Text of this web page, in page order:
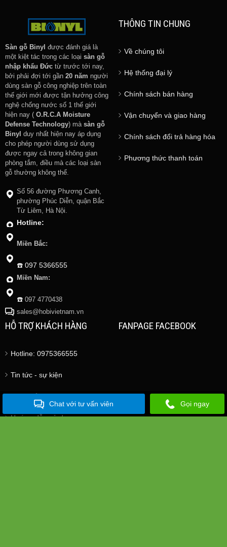
Sàn gỗ Binyl được đánh giá là
một kiệt tác trong các loại sàn gỗ
nhập khẩu Đứctừ trước tới nay,
bởi phải đợi tới gần 20 năm người
dùng sàn gỗ công nghiệp trên toàn
thế giới mới được tận hưởng công
nghệ chống nước số 1 thế giới
hiện nay ( O.R.C.A Moisture
Defense Technology) mà sàn gỗ
Binyl duy nhất hiện nay áp dụng
cho phép người dùng sử dụng
được ngay cả trong không gian
phòng tắm, điều mà các loại sàn
gỗ thường không thể.
Số 56 đường Phương Canh,
phường Phúc Diễn, quận Bắc
Từ Liêm, Hà Nội.
Hotline:
Miền Bắc:
☎️ 097 5366555
Miền Nam:
☎️ 097 4770438
sales@hobivietnam.vn
THÔNG TIN CHUNG
Về chúng tôi
Hệ thống đại lý
Chính sách bán hàng
Vận chuyển và giao hàng
Chính sách đổi trả hàng hóa
Phương thức thanh toán
HỖ TRỢ KHÁCH HÀNG
Hotline: 0975366555
Tin tức - sự kiện
Sản phẩm bán chạy
Hướng dẫn sử dụng
FANPAGE FACEBOOK
Chat với tư vấn viên Gọi ngay